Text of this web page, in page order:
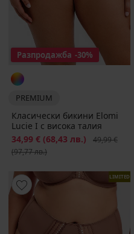
Разпродажба -30%
PREMIUM
Класически бикини Elomi
Lucie I с висока талия
Намаление
34,99 € (68,43 лв.)
49,99 €
(97,77 лв.)
LIMITED